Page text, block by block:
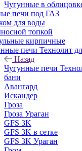
Чугунные в
печи под ГАЗ
для воды
топкой
кирпичные
печи Технолит
Назад
Чугунные печи
бани
Авангард
Искандер
Гроза
Гроза Ураган
GFS 3K
GFS 3K в сетке
GFS 3K Ураган